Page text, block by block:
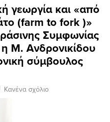
γεωργία και «από
(farm to fork )»
Συμφωνίας
Μ. Ανδρονικίδου
σύμβουλος
Κανένα σχόλιο